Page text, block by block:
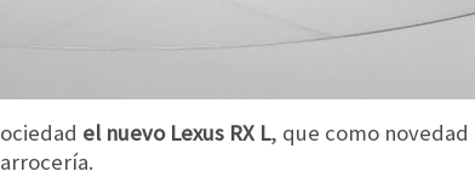
el nuevo Lexus RX L, que como novedad